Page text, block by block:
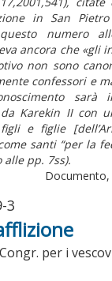
in San
numero
ancora che «gli
non sono
confessori e
sarà
Karekin II con
e figlie
santi “per la
pp. 7ss).
Documento,
3
per i